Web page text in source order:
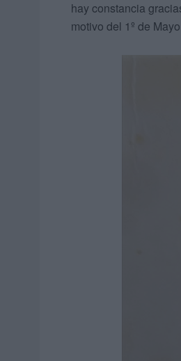
hay constancia
motivo del 1º de